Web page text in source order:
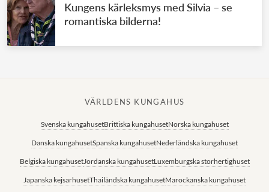
Kungens kärleksmys med Silvia – se
romantiska bilderna!
VÄRLDENS KUNGAHUS
Svenska kungahusetBrittiska kungahusetNorska kungahuset
Danska kungahusetSpanska kungahusetNederländska kungahuset
Belgiska kungahusetJordanska kungahusetLuxemburgska storhertighuset
Japanska kejsarhusetThailändska kungahusetMarockanska kungahuset